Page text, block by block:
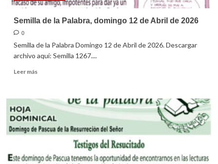
Semilla de la Palabra, domingo 12 de Abril de 2026
0
Semilla de la Palabra Domingo 12 de Abril de 2026. Descargar
archivo aquí: Semilla 1267....
Leer másLeer
Semilla
la
Palabra,
domingo
Abril